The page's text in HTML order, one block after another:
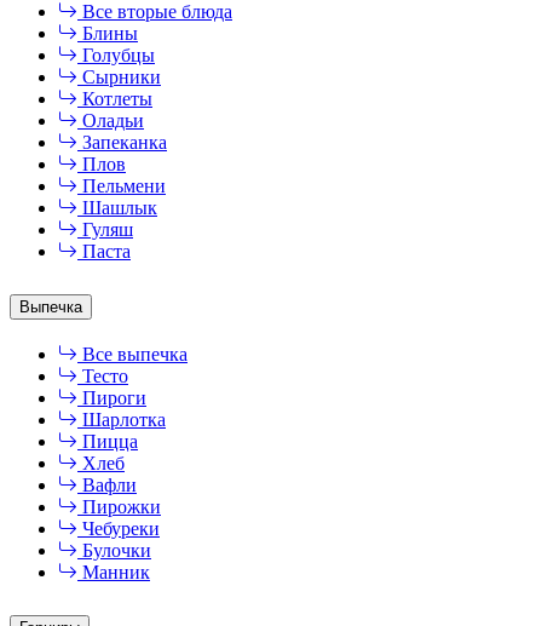
Все вторые блюда
Блины
Голубцы
Сырники
Котлеты
Оладьи
Запеканка
Плов
Пельмени
Шашлык
Гуляш
Паста
Выпечка
Все выпечка
Тесто
Пироги
Шарлотка
Пицца
Хлеб
Вафли
Пирожки
Чебуреки
Булочки
Манник